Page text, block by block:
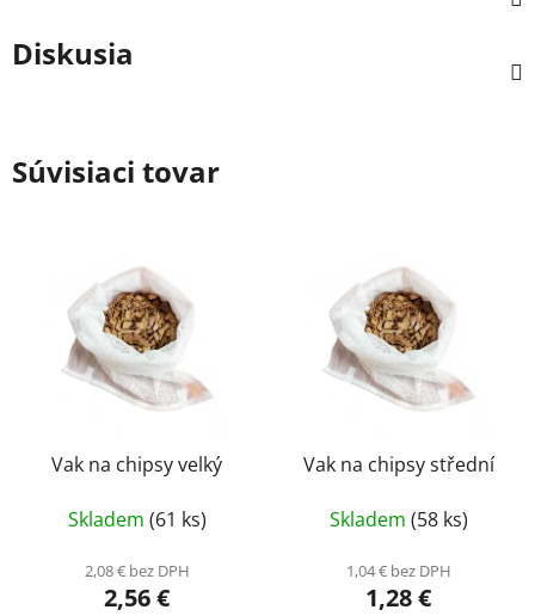
Diskusia
Súvisiaci tovar
Vak na chipsy velký
Skladem (61 ks)
2,08 € bez DPH
2,56 €
Vak na chipsy střední
Skladem (58 ks)
1,04 € bez DPH
1,28 €